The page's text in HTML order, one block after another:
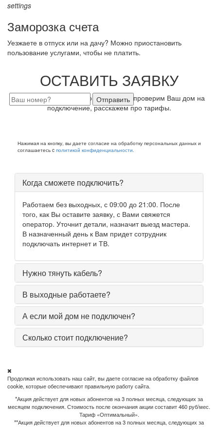
settings
Заморозка счета
Уезжаете в отпуск или на дачу? Можно приостановить
пользование услугами, чтобы не платить.
ОСТАВИТЬ ЗАЯВКУ
Закажите бесплатную консультацию, проверим Ваш дом на
подключение, расскажем про тарифы.
Отправить
Нажимая на кнопку, вы даете согласие на обработку персональных данных и
соглашаетесь c политикой конфиденциальности.
Когда сможете подключить?
Работаем без выходных, с 09:00 до 21:00. После
того, как Вы оставите заявку, с Вами свяжется
оператор. Уточнит детали, назначит выезд мастера.
В назначенный день к Вам придет сотрудник
подключать интернет и ТВ.
Нужно тянуть кабель?
В выходные работаете?
А если мой дом не подключен?
Сколько стоит подключение?
Продолжая использовать наш сайт, вы даете согласие на обработку файлов
cookie, которые обеспечивают правильную работу сайта.
*Акция действует для новых абонентов на 3 полных месяца, следующих за
месяцем подключения. Стоимость после окончания акции составит 460 руб/мес.
Тариф «Оптимальный».
**Акция действует для новых абонентов на 3 полных месяца, следующих за